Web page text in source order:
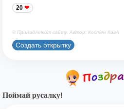
20
© Принадлежит сайту. Автор: Костен КавА
Создать открытку
Поймай русалку!